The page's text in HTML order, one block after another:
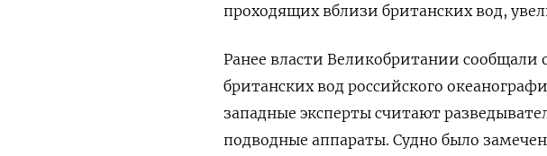
проходящих вблизи британских вод,
Ранее власти Великобритании
британских вод российского
западные эксперты считают
подводные аппараты. Судно было